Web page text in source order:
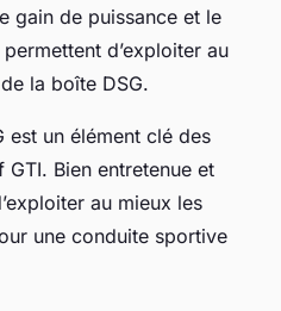
gain de puissance et le
d’exploiter au
la boîte DSG.
est un élément clé des
Bien entretenue et
au mieux les
une conduite sportive